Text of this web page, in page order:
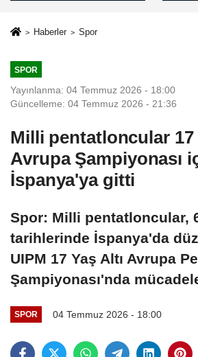
2026)
Haberler Spor
SPOR
Yayınlanma: 04 Temmuz 2026 - 18:00
Güncelleme: 04 Temmuz 2026 - 21:36
Milli pentatloncular 17
Avrupa Şampiyonası
İspanya'ya gitti
Spor: Milli pentatloncular,
tarihlerinde İspanya'da
UIPM 17 Yaş Altı Avrupa
Şampiyonası'nda
SPOR 04 Temmuz 2026 - 18:00